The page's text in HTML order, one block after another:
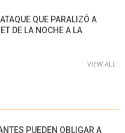
QUE PARALIZÓ A
DE LA NOCHE A LA
VIEW ALL
PUEDEN OBLIGAR A